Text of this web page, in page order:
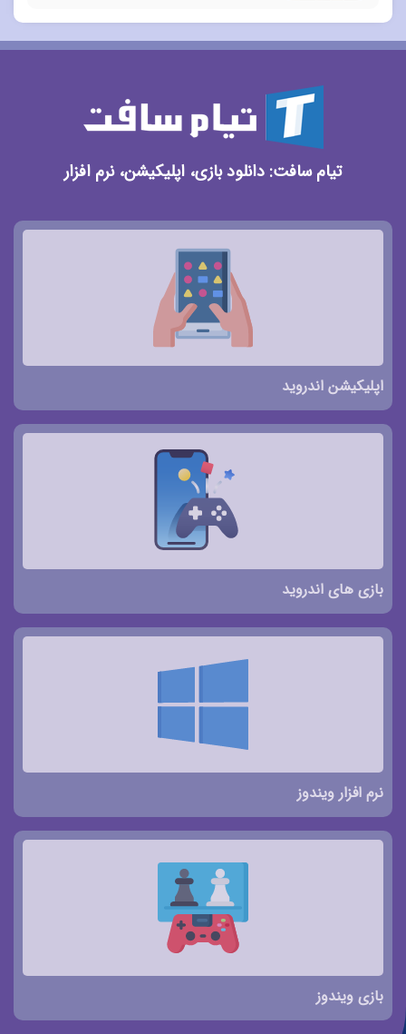
تیام سافت: دانلود بازی، اپلیکیشن، نرم افزار
اپلیکیشن اندروید
بازی های اندروید
نرم افزار ویندوز
بازی ویندوز